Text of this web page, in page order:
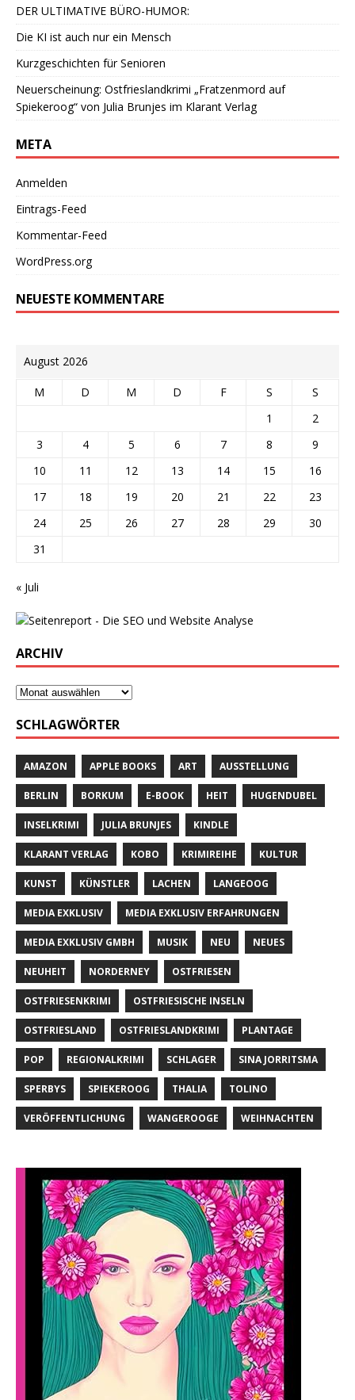
DER ULTIMATIVE BÜRO-HUMOR:
Die KI ist auch nur ein Mensch
Kurzgeschichten für Senioren
Neuerscheinung: Ostfrieslandkrimi „Fratzenmord auf
Spiekeroog“ von Julia Brunjes im Klarant Verlag
META
Anmelden
Eintrags-Feed
Kommentar-Feed
WordPress.org
NEUESTE KOMMENTARE
August 2026
M D M D F S
S
1
2
3
4 5 6 7 8
9
10
11 12 13 14 15
16
17
18 19 20 21 22
23
24
25 26 27 28 29
30
31
« Juli
ARCHIV
SCHLAGWÖRTER
AMAZON APPLE BOOKS ART AUSSTELLUNG
BERLIN BORKUM E-BOOK HEIT HUGENDUBEL
INSELKRIMI JULIA BRUNJES KINDLE
KLARANT VERLAG KOBO KRIMIREIHE KULTUR
KUNST KÜNSTLER LACHEN LANGEOOG
MEDIA EXKLUSIV MEDIA EXKLUSIV ERFAHRUNGEN
MEDIA EXKLUSIV GMBH MUSIK NEU NEUES
NEUHEIT NORDERNEY OSTFRIESEN
OSTFRIESENKRIMI OSTFRIESISCHE INSELN
OSTFRIESLAND OSTFRIESLANDKRIMI PLANTAGE
POP REGIONALKRIMI SCHLAGER SINA JORRITSMA
SPERBYS SPIEKEROOG THALIA TOLINO
VERÖFFENTLICHUNG WANGEROOGE WEIHNACHTEN